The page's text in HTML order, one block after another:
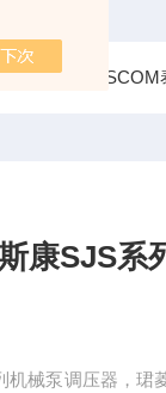
美国TESCOM
康SJS系
械泵调压器，珺